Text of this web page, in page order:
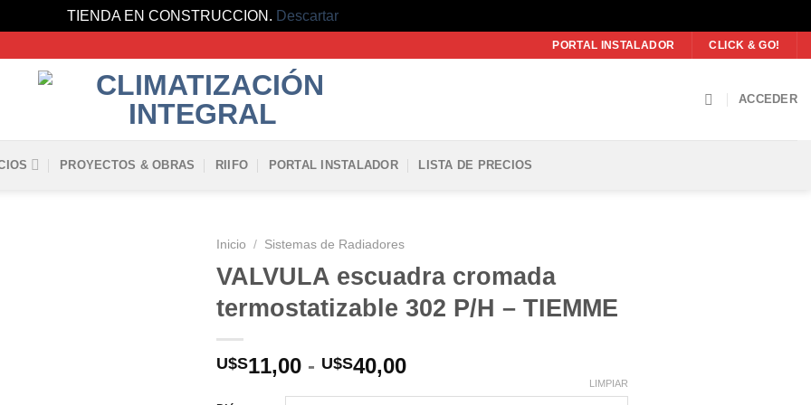
TIENDA EN CONSTRUCCION. Descartar
PORTAL INSTALADOR CLICK & GO!
ACCEDER
PROYECTOS & OBRAS RIIFO PORTAL INSTALADOR LISTA DE PRECIOS
Inicio / Sistemas de Radiadores
VALVULA escuadra cromada
termostatizable 302 P/H – TIEMME
U$S11,00 - U$S40,00Rango
LIMPIAR